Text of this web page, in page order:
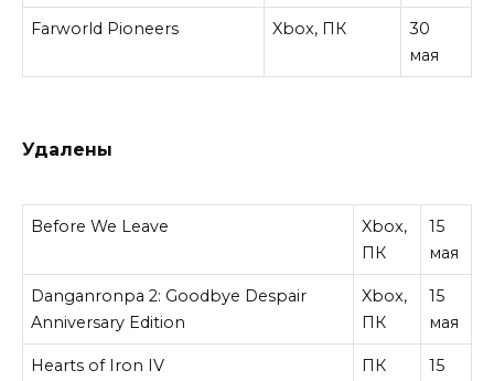
Farworld Pioneers Xbox, ПК
30
мая
Удалены
Before We Leave
Xbox,
ПК
15
мая
Danganronpa 2: Goodbye Despair
Anniversary Edition
Xbox,
ПК
15
мая
Hearts of Iron IV ПК
15